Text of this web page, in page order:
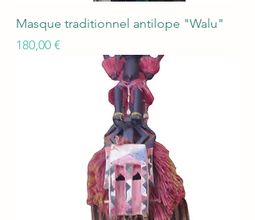
Masque traditionnel antilope "Walu"
Prix
180,00 €